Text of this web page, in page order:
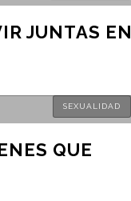
JUNTAS EN
SEXUALIDAD
QUE